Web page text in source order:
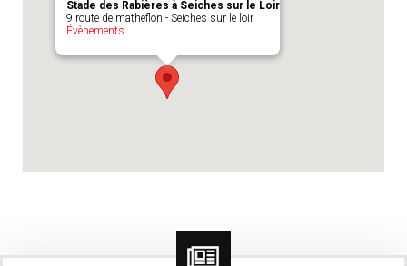
Stade des Rabières à Seiches sur le Loir
9 route de matheflon - Seiches sur le loir
Évènements